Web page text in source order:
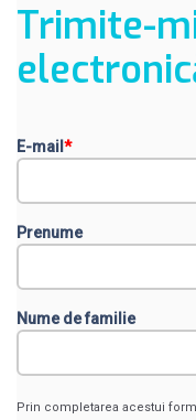
Trimite-
E-mail *
Prenume
Nume de familie
Prin completarea acestui